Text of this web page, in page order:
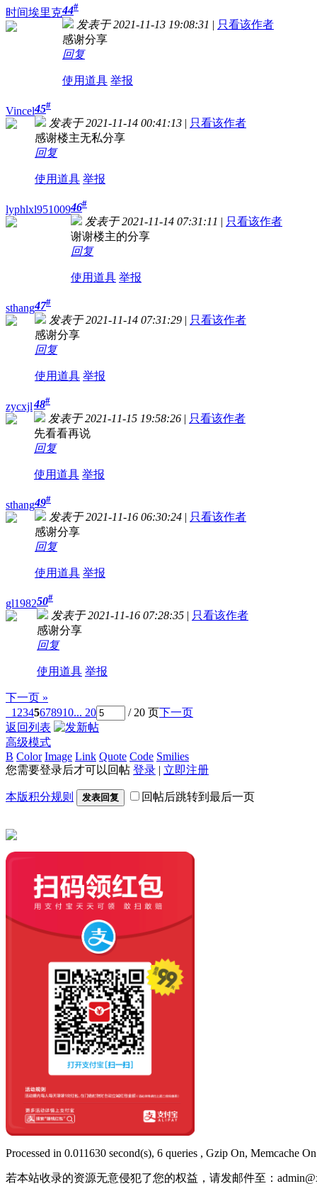
时间埃里克44#
发表于 2021-11-13 19:08:31 | 只看该作者
感谢分享
回复
使用道具 举报
Vincel45#
发表于 2021-11-14 00:41:13 | 只看该作者
感谢楼主无私分享
回复
使用道具 举报
lyphlxl95100946#
发表于 2021-11-14 07:31:11 | 只看该作者
谢谢楼主的分享
回复
使用道具 举报
sthang47#
发表于 2021-11-14 07:31:29 | 只看该作者
感谢分享
回复
使用道具 举报
zycxjl48#
发表于 2021-11-15 19:58:26 | 只看该作者
先看看再说
回复
使用道具 举报
sthang49#
发表于 2021-11-16 06:30:24 | 只看该作者
感谢分享
回复
使用道具 举报
gl198250#
发表于 2021-11-16 07:28:35 | 只看该作者
感谢分享
回复
使用道具 举报
下一页 »
1 2345678910... 20 / 20 页下一页
返回列表
高级模式
B Color Image Link Quote Code Smilies
您需要登录后才可以回帖 登录 | 立即注册
本版积分规则 发表回复 回帖后跳转到最后一页
Processed in 0.011630 second(s), 6 queries , Gzip On, Memcache
若本站收录的资源无意侵犯了您的权益，请发邮件至：